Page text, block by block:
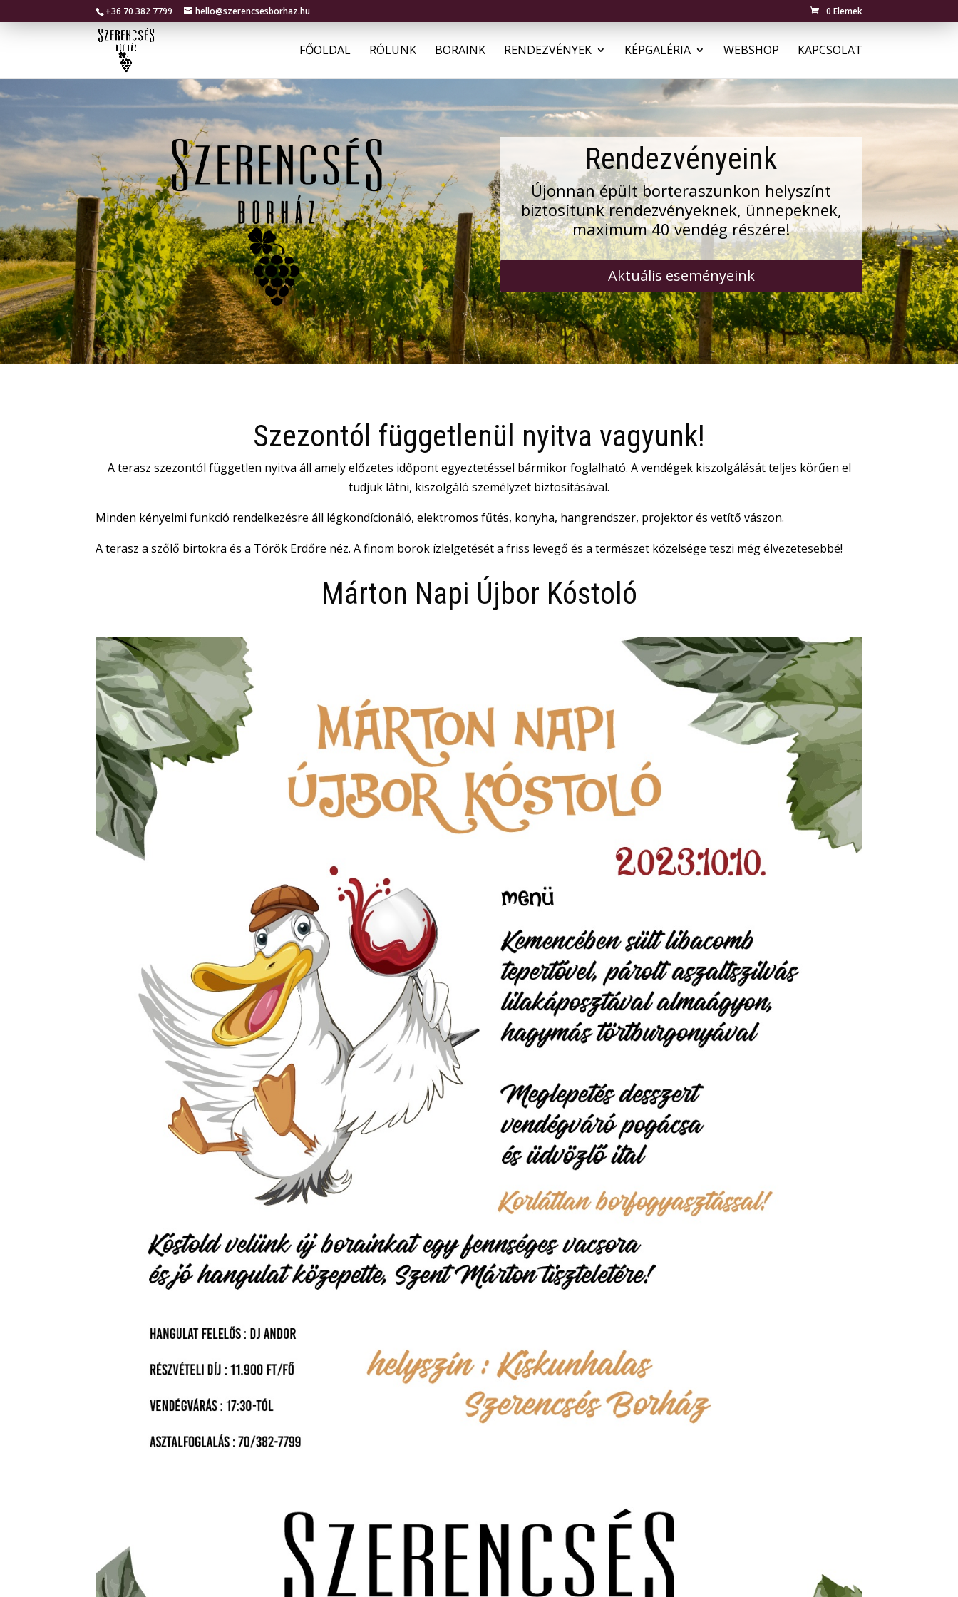
+36 70 382 7799 hello@szerencsesborhaz.hu 0 Elemek
FŐOLDAL RÓLUNK BORAINK RENDEZVÉNYEK KÉPGALÉRIA WEBSHOP KAPCSOLAT
Rendezvényeink
Újonnan épült borteraszunkon helyszínt
biztosítunk rendezvényeknek, ünnepeknek,
maximum 40 vendég részére!
Aktuális eseményeink
Szezontól függetlenül nyitva vagyunk!
A terasz szezontól független nyitva áll amely előzetes időpont egyeztetéssel bármikor foglalható. A vendégek kiszolgálását teljes körűen el
tudjuk látni, kiszolgáló személyzet biztosításával.
Minden kényelmi funkció rendelkezésre áll légkondícionáló, elektromos fűtés, konyha, hangrendszer, projektor és vetítő vászon.
A terasz a szőlő birtokra és a Török Erdőre néz. A finom borok ízlelgetését a friss levegő és a természet közelsége teszi még élvezetesebbé!
Márton Napi Újbor Kóstoló